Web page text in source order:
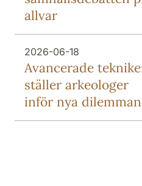
allvar
2026-06-18
Avancerade
ställer arkeologer
inför nya dilemman